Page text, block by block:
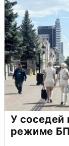
У соседей
режиме